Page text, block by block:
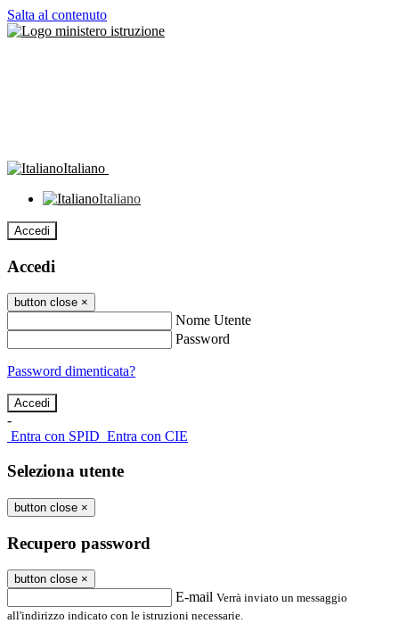
Salta al contenuto
Italiano
Italiano
Accedi
Accedi
button close ×
Nome Utente
Password
Password dimenticata?
-
Entra con SPID Entra con CIE
Seleziona utente
button close ×
Recupero password
button close ×
E-mail Verrà inviato un messaggio
all'indirizzo indicato con le istruzioni necessarie.